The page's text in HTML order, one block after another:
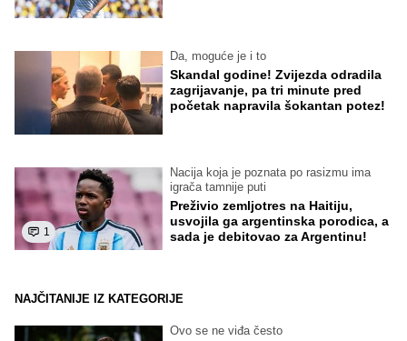
Da, moguće je i to
Skandal godine! Zvijezda odradila
zagrijavanje, pa tri minute pred
početak napravila šokantan potez!
1
Nacija koja je poznata po rasizmu ima
igrača tamnije puti
Preživio zemljotres na Haitiju,
usvojila ga argentinska porodica, a
sada je debitovao za Argentinu!
NAJČITANIJE IZ KATEGORIJE
Ovo se ne viđa često